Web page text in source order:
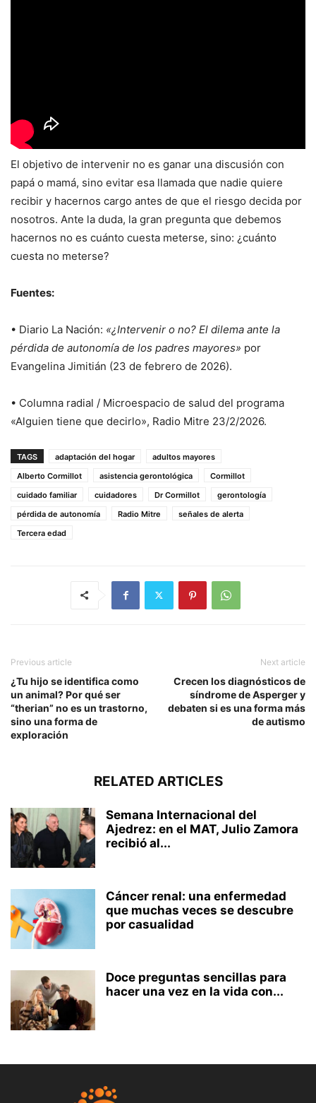
El objetivo de intervenir no es ganar una discusión con
papá o mamá, sino evitar esa llamada que nadie quiere
recibir y hacernos cargo antes de que el riesgo decida por
nosotros. Ante la duda, la gran pregunta que debemos
hacernos no es cuánto cuesta meterse, sino: ¿cuánto
cuesta no meterse?
Fuentes:
• Diario La Nación: «¿Intervenir o no? El dilema ante la
pérdida de autonomía de los padres mayores» por
Evangelina Jimitián (23 de febrero de 2026).
• Columna radial / Microespacio de salud del programa
«Alguien tiene que decirlo», Radio Mitre 23/2/2026.
TAGS adaptación del hogar
adultos mayores
Alberto Cormillot
asistencia gerontológica
Cormillot
cuidado familiar
cuidadores Dr Cormillot
gerontología
pérdida de autonomía
Radio Mitre
señales de alerta
Tercera edad
Previous article
¿Tu hijo se identifica como
un animal? Por qué ser
“therian” no es un trastorno,
sino una forma de
exploración
Next article
Crecen los diagnósticos de
síndrome de Asperger y
debaten si es una forma más
de autismo
RELATED ARTICLES
Semana Internacional del
Ajedrez: en el MAT, Julio Zamora
recibió al...
Cáncer renal: una enfermedad
que muchas veces se descubre
por casualidad
Doce preguntas sencillas para
hacer una vez en la vida con...